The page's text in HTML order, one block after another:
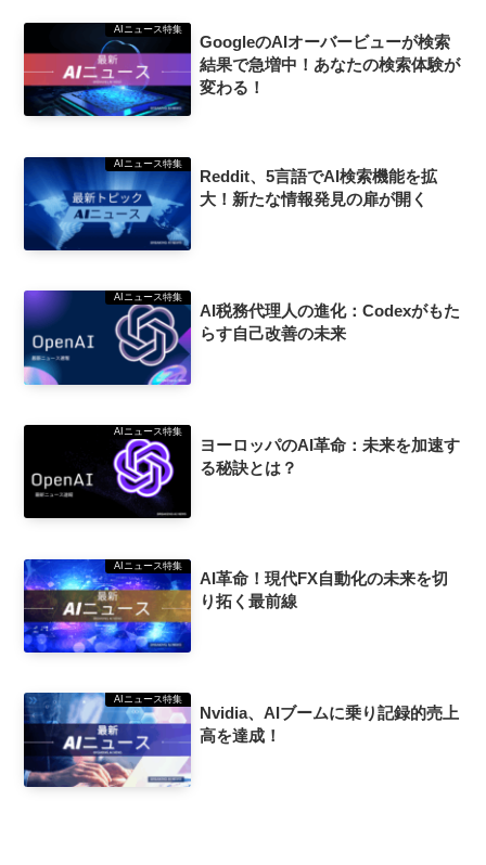
AIニュース特集
GoogleのAIオーバービューが検索
結果で急増中！あなたの検索体験が
変わる！
AIニュース特集
Reddit、5言語でAI検索機能を拡
大！新たな情報発見の扉が開く
AIニュース特集
AI税務代理人の進化：Codexがもた
らす自己改善の未来
AIニュース特集
ヨーロッパのAI革命：未来を加速す
る秘訣とは？
AIニュース特集
AI革命！現代FX自動化の未来を切
り拓く最前線
AIニュース特集
Nvidia、AIブームに乗り記録的売上
高を達成！